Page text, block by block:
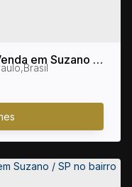
em Suzano /
Inês
,Brasil